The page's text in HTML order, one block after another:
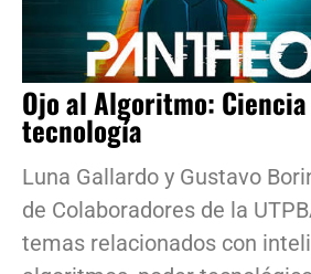
Ojo al Algoritmo:
tecnología
Luna Gallardo y Gustavo
de Colaboradores de la
temas relacionados con